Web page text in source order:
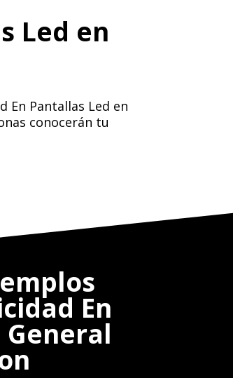
Led en
En Pantallas Led en
conocerán tu
En